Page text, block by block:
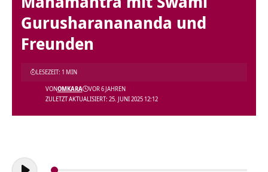
Gurusharanananda und
Freunden
ZULETZT AKTUALISIERT: 25. JUNI 2025 12:12
VONOMKARA VOR 6 JAHREN
LESEZEIT: 1 MIN
Audio-